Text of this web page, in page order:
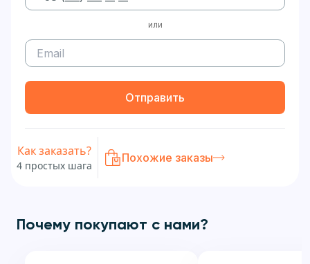
или
Отправить
Как заказать?
4 простых шага
Похожие заказы
Почему покупают с нами?